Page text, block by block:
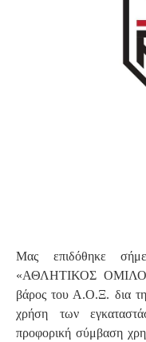
Μας επιδόθηκε
«ΑΘΛΗΤΙΚΟΣ
βάρος του Α.Ο.Ξ. δια
χρήση των
προφορική σύμβαση